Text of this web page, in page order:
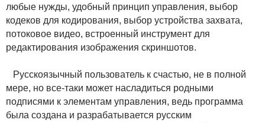
любые нужды, удобный принцип управления, выбор
кодеков для кодирования, выбор устройства захвата,
потоковое видео, встроенный инструмент для
редактирования изображения скриншотов.
Русскоязычный пользователь к счастью, не в полной
мере, но все-таки может насладиться родными
подписями к элементам управления, ведь программа
была создана и разрабатывается русским